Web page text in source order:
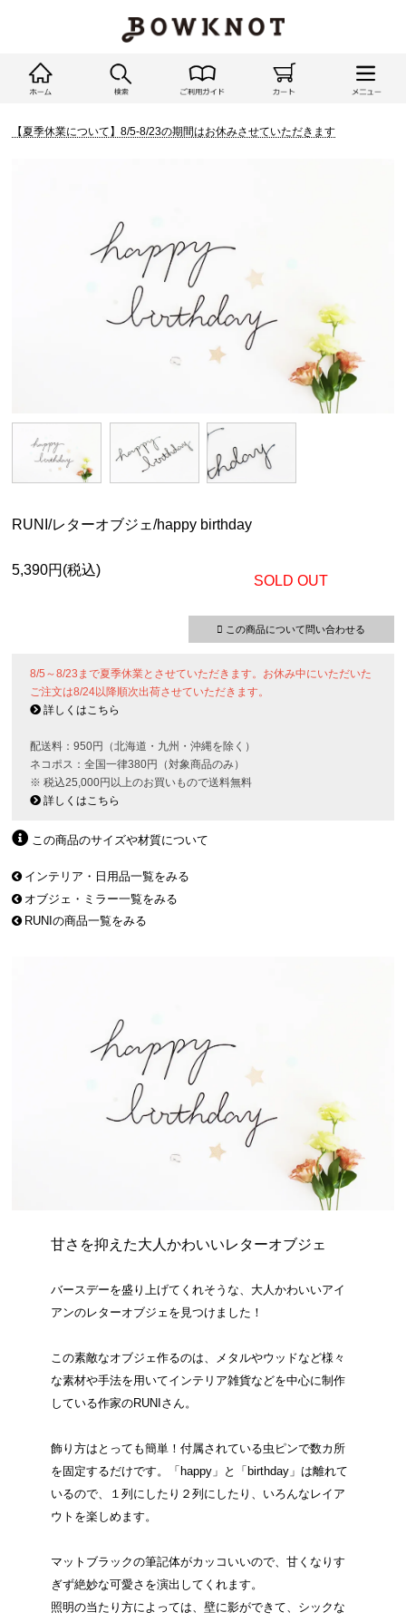
【夏季休業について】8/5-8/23の期間はお休みさせていただきます
RUNI/レターオブジェ/happy birthday
5,390円(税込)
SOLD OUT
この商品について問い合わせる
8/5～8/23まで夏季休業とさせていただきます。お休み中にいただいた
ご注文は8/24以降順次出荷させていただきます。
詳しくはこちら
配送料：950円（北海道・九州・沖縄を除く）
ネコポス：全国一律380円（対象商品のみ）
※ 税込25,000円以上のお買いもので送料無料
詳しくはこちら
この商品のサイズや材質について
インテリア・日用品一覧をみる
オブジェ・ミラー一覧をみる
RUNIの商品一覧をみる
甘さを抑えた大人かわいいレターオブジェ
バースデーを盛り上げてくれそうな、大人かわいいアイ
アンのレターオブジェを見つけました！
この素敵なオブジェ作るのは、メタルやウッドなど様々
な素材や手法を用いてインテリア雑貨などを中心に制作
している作家のRUNIさん。
飾り方はとっても簡単！付属されている虫ピンで数カ所
を固定するだけです。「happy」と「birthday」は離れて
いるので、１列にしたり２列にしたり、いろんなレイア
ウトを楽しめます。
マットブラックの筆記体がカッコいいので、甘くなりす
ぎず絶妙な可愛さを演出してくれます。
照明の当たり方によっては、壁に影ができて、シックな